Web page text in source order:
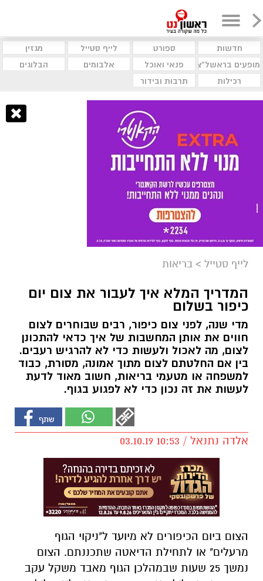
חדשות ספורט לייף סטייל
מגזין
מופעים בראשל"צ
פנאי ואוכל אלבומים
הבלוגים
רכילות
תרבות ובידור
לייף סטייל > בריאות
המדריך המלא איך לעבור את צום יום
כיפור בשלום
מדי שנה, לפני צום כיפור, רבים שבוחרים לצום
חווים את אותן המחשבות של איך כדאי להתכונן
לצום, מה לאכול ולעשות כדי לא להרגיש רעבים.
בין אם החלטתם לצום מתוך אמונה, מסורת, כבוד
למשפחה או מטעמי בריאות, חשוב מאוד לדעת
לעשות את זה נכון כדי לא לפגוע בגוף.
אלדה נתנאל / 10:53 03.10.19
הצום ביום הכיפורים לא מיועד ל"ניקוי הגוף
מרעלים" או לתחילת הדיאטה שתכננתם. הצום
נמשך 25 שעות שבמהלכן הגוף מאבד משקל עקב